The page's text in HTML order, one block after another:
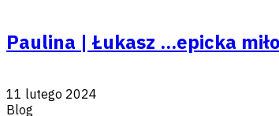
Paulina | Łukasz ...epicka
11 lutego 2024
Blog